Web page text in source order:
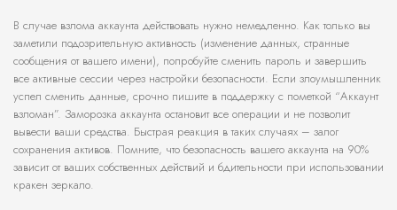
В случае взлома аккаунта действовать нужно немедленно. Как только вы
заметили подозрительную активность (изменение данных, странные
сообщения от вашего имени), попробуйте сменить пароль и завершить
все активные сессии через настройки безопасности. Если злоумышленник
успел сменить данные, срочно пишите в поддержку с пометкой “Аккаунт
взломан”. Заморозка аккаунта остановит все операции и не позволит
вывести ваши средства. Быстрая реакция в таких случаях – залог
сохранения активов. Помните, что безопасность вашего аккаунта на 90%
зависит от ваших собственных действий и бдительности при использовании
кракен зеркало.